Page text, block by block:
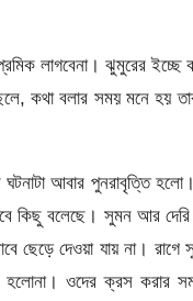
লাগবেনা। ঝুমুরের ইচ্ছে
কথা বলার সময় মনে হয়
আবার পুনরাবৃত্তি
কিছু বলেছে। সুমন আর
ছেড়ে দেওয়া যায় না।
হলোনা। ওদের ক্রস করার